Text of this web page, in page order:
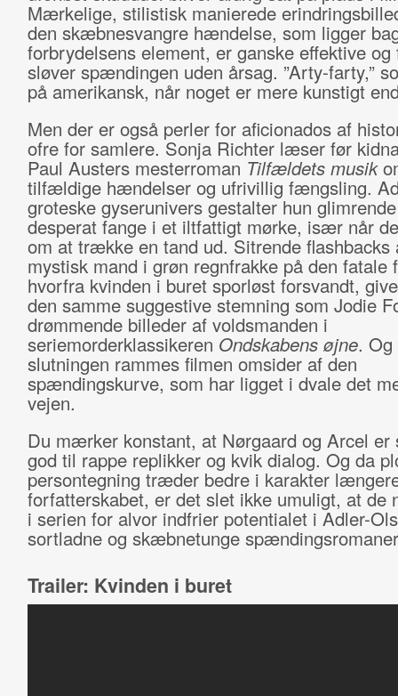
Mærkelige, stilistisk manierede
den skæbnesvangre hændelse, som ligger
forbrydelsens element, er ganske effektive og
sløver spændingen uden årsag. ”Arty-farty,”
på amerikansk, når noget er mere kunstigt
Men der er også perler for aficionados af
ofre for samlere. Sonja Richter læser før
Paul Austers mesterroman Tilfældets musik
tilfældige hændelser og ufrivillig fængsling.
groteske gyserunivers gestalter hun
desperat fange i et iltfattigt mørke, især når
om at trække en tand ud. Sitrende flashbacks
mystisk mand i grøn regnfrakke på den
hvorfra kvinden i buret sporløst forsvandt,
den samme suggestive stemning som Jodie
drømmende billeder af voldsmanden i
seriemorderklassikeren Ondskabens øjne. Og
slutningen rammes filmen omsider af den
spændingskurve, som har ligget i dvale det
vejen.
Du mærker konstant, at Nørgaard og Arcel
god til rappe replikker og kvik dialog. Og da
persontegning træder bedre i karakter
forfatterskabet, er det slet ikke umuligt, at de
i serien for alvor indfrier potentialet i Adler-
sortladne og skæbnetunge
Trailer: Kvinden i buret